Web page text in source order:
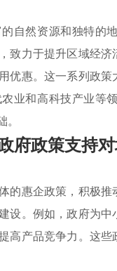
自然资源和独特的
致力于提升区域经
优惠。这一系列政
业和高科技产业等
府政策支持
的惠企政策，积极
设。例如，政府为
高产品竞争力。这